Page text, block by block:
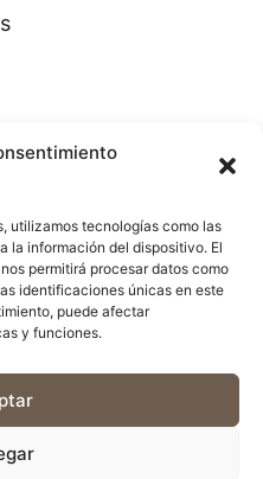
utilizamos tecnologías como las
la información del dispositivo. El
permitirá procesar datos como
identificaciones únicas en este
puede afectar
y funciones.